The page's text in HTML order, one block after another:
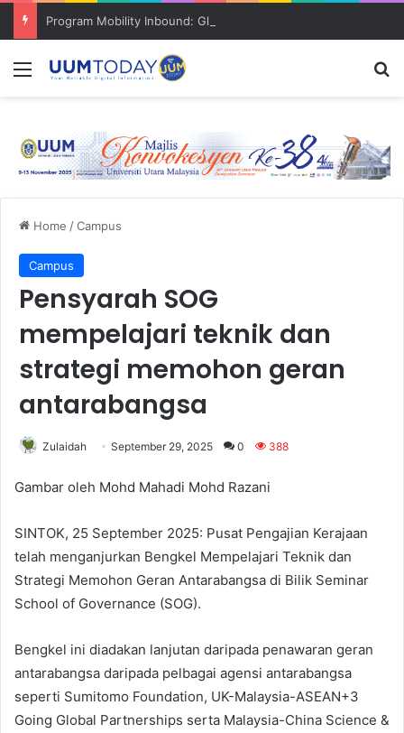
Menu
Home /Campus
Campus
Pensyarah SOG
mempelajari teknik dan
strategi memohon geran
antarabangsa
Zulaidah September 29, 2025 0 388
Gambar oleh Mohd Mahadi Mohd Razani
SINTOK, 25 September 2025: Pusat Pengajian Kerajaan
telah menganjurkan Bengkel Mempelajari Teknik dan
Strategi Memohon Geran Antarabangsa di Bilik Seminar
School of Governance (SOG).
Bengkel ini diadakan lanjutan daripada penawaran geran
antarabangsa daripada pelbagai agensi antarabangsa
seperti Sumitomo Foundation, UK-Malaysia-ASEAN+3
Going Global Partnerships serta Malaysia-China Science &